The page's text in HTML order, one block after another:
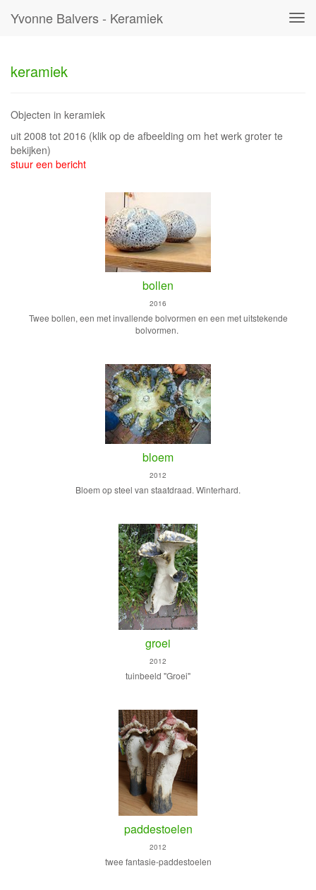
Yvonne Balvers - Keramiek
keramiek
Objecten in keramiek
uit 2008 tot 2016 (klik op de afbeelding om het werk groter te
bekijken)
stuur een bericht
bollen
2016
Twee bollen, een met invallende bolvormen en een met uitstekende
bolvormen.
bloem
2012
Bloem op steel van staatdraad. Winterhard.
groei
2012
tuinbeeld "Groei"
paddestoelen
2012
twee fantasie-paddestoelen